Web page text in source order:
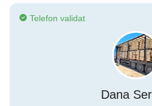
Telefon validat
Dana